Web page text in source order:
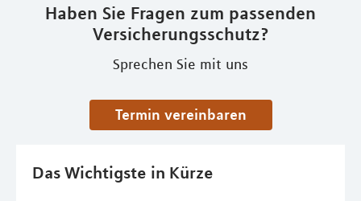
Haben Sie Fragen zum passenden
Versicherungsschutz?
Sprechen Sie mit uns
Termin vereinbaren
Das Wichtigste in Kürze